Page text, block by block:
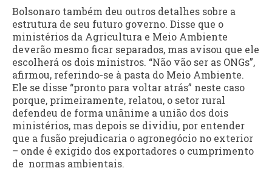
Bolsonaro também deu outros detalhes sobre a
estrutura de seu futuro governo. Disse que o
ministérios da Agricultura e Meio Ambiente
deverão mesmo ficar separados, mas avisou que ele
escolherá os dois ministros. “Não vão ser as ONGs”,
afirmou, referindo-se à pasta do Meio Ambiente.
Ele se disse “pronto para voltar atrás” neste caso
porque, primeiramente, relatou, o setor rural
defendeu de forma unânime a união dos dois
ministérios, mas depois se dividiu, por entender
que a fusão prejudicaria o agronegócio no exterior
– onde é exigido dos exportadores o cumprimento
de normas ambientais.